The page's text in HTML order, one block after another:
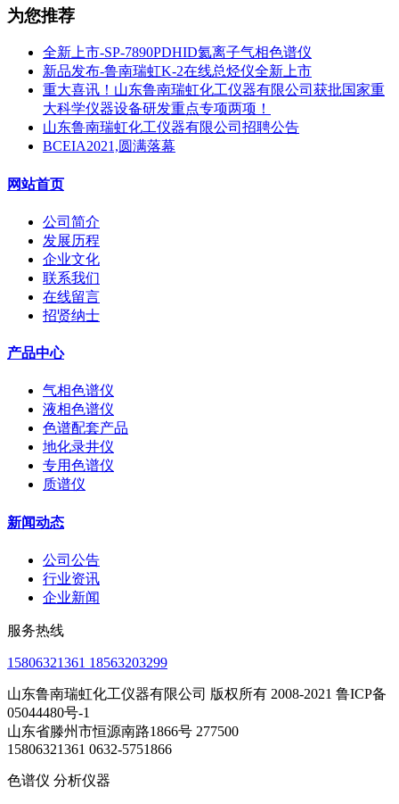
为您推荐
全新上市-SP-7890PDHID氦离子气相色谱仪
新品发布-鲁南瑞虹K-2在线总烃仪全新上市
重大喜讯！山东鲁南瑞虹化工仪器有限公司获批国家重
大科学仪器设备研发重点专项两项！
山东鲁南瑞虹化工仪器有限公司招聘公告
BCEIA2021,圆满落幕
网站首页
公司简介
发展历程
企业文化
联系我们
在线留言
招贤纳士
产品中心
气相色谱仪
液相色谱仪
色谱配套产品
地化录井仪
专用色谱仪
质谱仪
新闻动态
公司公告
行业资讯
企业新闻
服务热线
15806321361 18563203299
山东鲁南瑞虹化工仪器有限公司 版权所有 2008-2021 鲁ICP备
05044480号-1
山东省滕州市恒源南路1866号 277500
15806321361 0632-5751866
色谱仪 分析仪器